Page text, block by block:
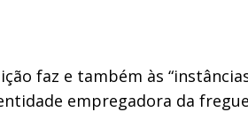
faz e também às
empregadora da